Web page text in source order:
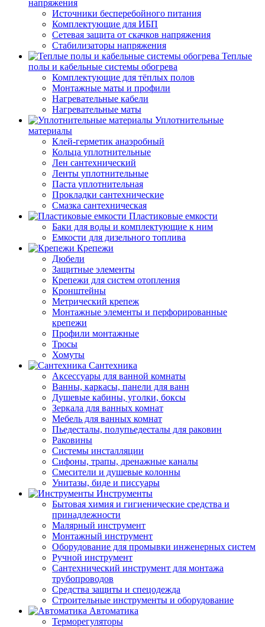
напряжения
Источники бесперебойного питания
Комплектующие для ИБП
Сетевая защита от скачков напряжения
Стабилизаторы напряжения
Теплые
полы и кабельные системы обогрева
Комплектующие для тёплых полов
Монтажные маты и профили
Нагревательные кабели
Нагревательные маты
Уплотнительные
материалы
Клей-герметик анаэробный
Кольца уплотнительные
Лен сантехнический
Ленты уплотнительные
Паста уплотнительная
Прокладки сантехнические
Смазка сантехническая
Пластиковые емкости
Баки для воды и комплектующие к ним
Емкости для дизельного топлива
Крепежи
Дюбели
Защитные элементы
Крепежи для систем отопления
Кронштейны
Метрический крепеж
Монтажные элементы и перфорированные
крепежи
Профили монтажные
Тросы
Хомуты
Сантехника
Аксессуары для ванной комнаты
Ванны, каркасы, панели для ванн
Душевые кабины, уголки, боксы
Зеркала для ванных комнат
Мебель для ванных комнат
Пьедесталы, полупьедесталы для раковин
Раковины
Системы инсталляции
Сифоны, трапы, дренажные каналы
Смесители и душевые колонны
Унитазы, биде и писсуары
Инструменты
Бытовая химия и гигиенические средства и
принадлежности
Малярный инструмент
Монтажный инструмент
Оборудование для промывки инженерных систем
Ручной инструмент
Сантехнический инструмент для монтажа
трубопроводов
Средства защиты и спецодежда
Строительные инструменты и оборудование
Автоматика
Терморегуляторы